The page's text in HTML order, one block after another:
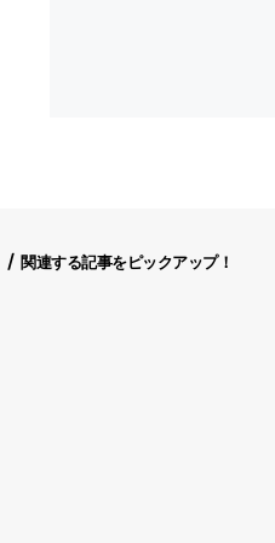
関連する記事をピックアップ！